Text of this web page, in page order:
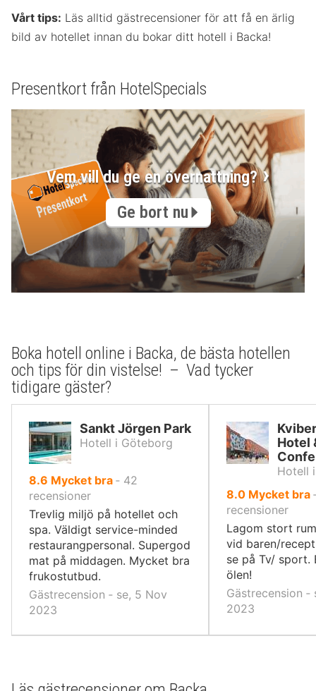
Vårt tips: Läs alltid gästrecensioner för att få en ärlig
bild av hotellet innan du bokar ditt hotell i Backa!
Presentkort från HotelSpecials
Vem vill du ge en övernattning?
Ge bort nu
Boka hotell online i Backa, de bästa hotellen
och tips för din vistelse! – Vad tycker
tidigare gäster?
Sankt Jörgen Park
Hotell i Göteborg
8.6 av
10,
Mycket bra ‐ 42
recensioner
Trevlig miljö på hotellet och
spa. Väldigt service-minded
restaurangpersonal. Supergod
mat på middagen. Mycket bra
frukostutbud.
Gästrecension ‐ se, 5 Nov
2023
Hotel
Hotell
8.0av
10,
Mycket bra
recensioner
Lagom stort
vid baren/
se på Tv/ sport.
ölen!
Gästrecension ‐
2023